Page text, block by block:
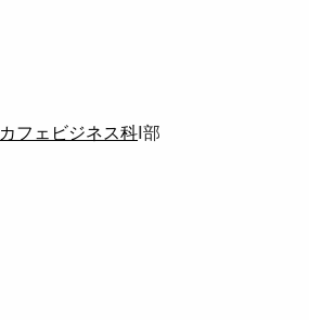
カフェビジネス科 Ⅰ部